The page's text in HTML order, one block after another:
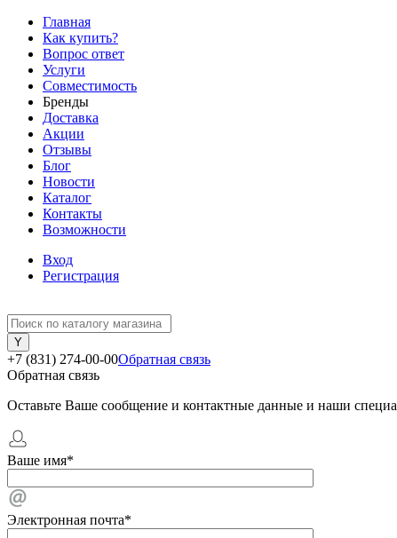
Главная
Как купить?
Вопрос ответ
Услуги
Совместимость
Бренды
Доставка
Акции
Отзывы
Блог
Новости
Каталог
Контакты
Возможности
Вход
Регистрация
+7 (831) 274-00-00Обратная связь
Обратная связь
Оставьте Ваше сообщение и контактные данные и наши
Ваше имя*
Электронная почта*